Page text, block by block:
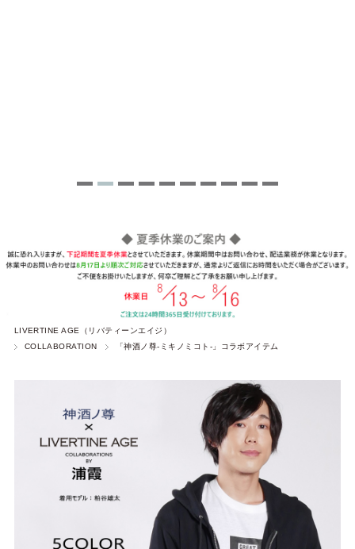
LIVERTINE AGE（リバティーンエイジ）
COLLABORATION
「神酒ノ尊-ミキノミコト-」コラボアイテム